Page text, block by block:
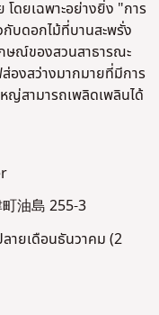
ดยเฉพาะอย่างยิ่ง "การ
บดอกไม้ที่บานสะพรั่ง
ษณ์ของสวนสาธารณะ
องสว่างมากมายที่มีการ
ญ่สามารถเพลิดเพลินได้
油島 255-3
ายเดือนธันวาคม (2